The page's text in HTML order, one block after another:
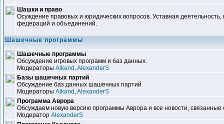
Шашки и право
Осуждение правовых и юридических вопросов. Уставная
федераций и объединений.
Шашечные программы
Шашечные программы
Обсуждение игровых программ и баз данных.
Модераторы Alkand ,AlexanderS
Базы шашечных партий
Обсуждение баз данных шашечных партий
Модераторы Alkand ,AlexanderS
Программа Аврора
Обсуждаем новую версию программы Аврора и все новости, связанные
Модератор AlexanderS